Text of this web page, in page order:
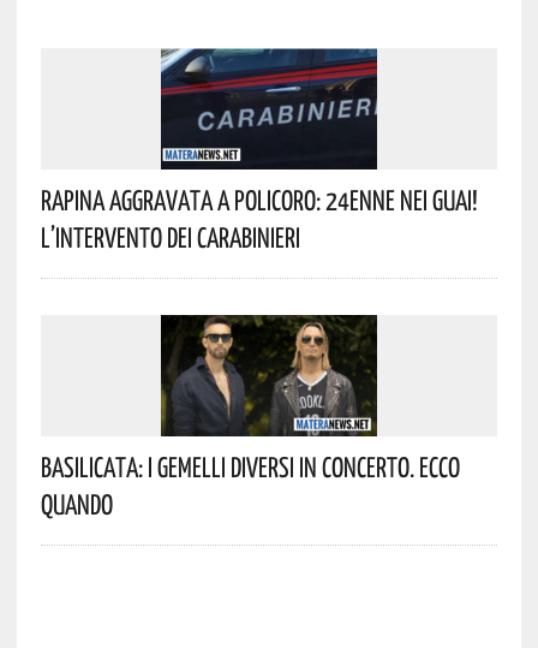
Rapina Aggravata A Policoro: 24enne Nei Guai!
L’intervento Dei Carabinieri
Basilicata: I Gemelli DiVersi In Concerto. Ecco
Quando